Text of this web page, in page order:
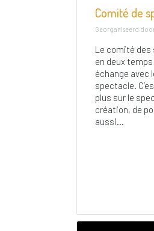
Comité de
Georganiseerd
Le comité des
en deux
échange avec
spectacle.
plus sur le
création, de
aussi...